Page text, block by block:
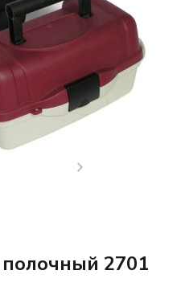
2701